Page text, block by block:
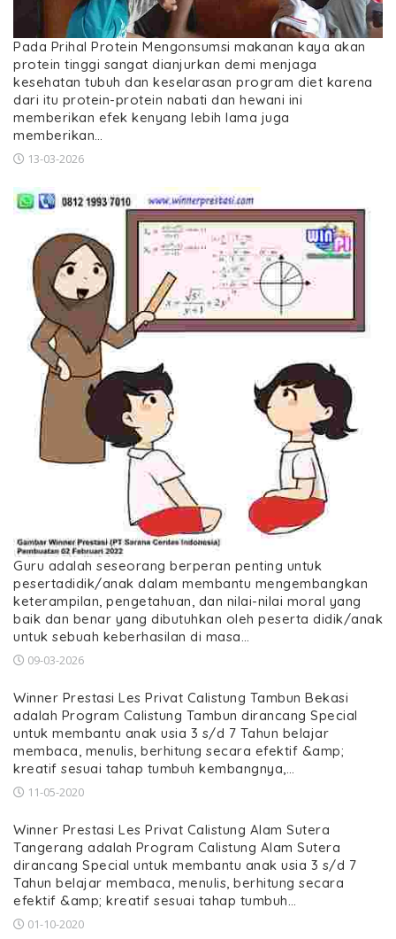
Pada Prihal Protein Mengonsumsi makanan kaya akan
protein tinggi sangat dianjurkan demi menjaga
kesehatan tubuh dan keselarasan program diet karena
dari itu protein-protein nabati dan hewani ini
memberikan efek kenyang lebih lama juga
memberikan…
13-03-2026
Guru adalah seseorang berperan penting untuk
pesertadidik/anak dalam membantu mengembangkan
keterampilan, pengetahuan, dan nilai-nilai moral yang
baik dan benar yang dibutuhkan oleh peserta didik/anak
untuk sebuah keberhasilan di masa…
09-03-2026
Winner Prestasi Les Privat Calistung Tambun Bekasi
adalah Program Calistung Tambun dirancang Special
untuk membantu anak usia 3 s/d 7 Tahun belajar
membaca, menulis, berhitung secara efektif &amp;
kreatif sesuai tahap tumbuh kembangnya,…
11-05-2020
Winner Prestasi Les Privat Calistung Alam Sutera
Tangerang adalah Program Calistung Alam Sutera
dirancang Special untuk membantu anak usia 3 s/d 7
Tahun belajar membaca, menulis, berhitung secara
efektif &amp; kreatif sesuai tahap tumbuh…
01-10-2020